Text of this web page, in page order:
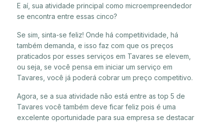
E aí, sua atividade principal como microempreendedor
se encontra entre essas cinco?
Se sim, sinta-se feliz! Onde há competitividade, há
também demanda, e isso faz com que os preços
praticados por esses serviços em Tavares se elevem,
ou seja, se você pensa em iniciar um serviço em
Tavares, você já poderá cobrar um preço competitivo.
Agora, se a sua atividade não está entre as top 5 de
Tavares você também deve ficar feliz pois é uma
excelente oportunidade para sua empresa se destacar